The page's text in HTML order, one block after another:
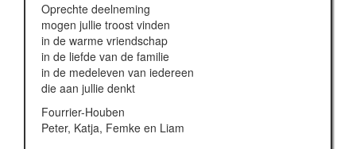
Oprechte deelneming
mogen jullie troost vinden
in de warme vriendschap
in de liefde van de familie
in de medeleven van iedereen
die aan jullie denkt
Fourrier-Houben
Peter, Katja, Femke en Liam